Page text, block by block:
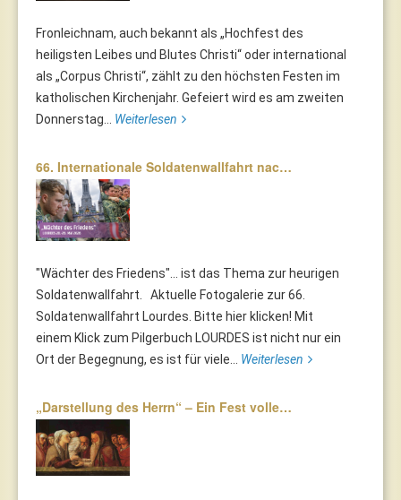
Fronleichnam, auch bekannt als „Hochfest des
heiligsten Leibes und Blutes Christi“ oder international
als „Corpus Christi“, zählt zu den höchsten Festen im
katholischen Kirchenjahr. Gefeiert wird es am zweiten
Donnerstag... Weiterlesen
66. Internationale Soldatenwallfahrt nac…
"Wächter des Friedens"... ist das Thema zur heurigen
Soldatenwallfahrt. Aktuelle Fotogalerie zur 66.
Soldatenwallfahrt Lourdes. Bitte hier klicken! Mit
einem Klick zum Pilgerbuch LOURDES ist nicht nur ein
Ort der Begegnung, es ist für viele... Weiterlesen
„Darstellung des Herrn“ – Ein Fest volle…